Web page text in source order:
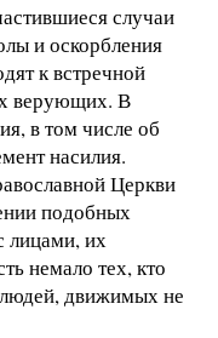
случаи
и оскорбления
к встречной
верующих. В
в том числе об
насилия.
Церкви
подобных
лицами, их
немало тех, кто
движимых не